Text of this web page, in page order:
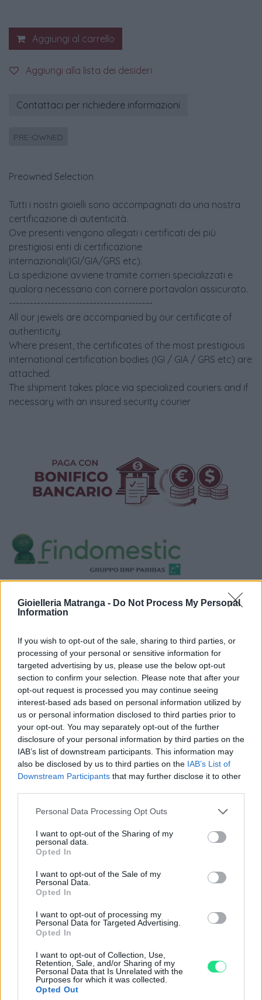
Gioielleria Matranga - Do Not Process My Personal
Information
If you wish to opt-out of the sale, sharing to third parties, or
processing of your personal or sensitive information for
targeted advertising by us, please use the below opt-out
section to confirm your selection. Please note that after your
opt-out request is processed you may continue seeing
interest-based ads based on personal information utilized by
us or personal information disclosed to third parties prior to
your opt-out. You may separately opt-out of the further
disclosure of your personal information by third parties on the
IAB’s list of downstream participants. This information may
also be disclosed by us to third parties on the IAB’s List of
Downstream Participants that may further disclose it to other
Please note that this website/app uses one or more Google
not limited to your visit or usage behaviour. You may click to
grant or deny consent to Google and its third-party tags to
use your data for below specified purposes in below Google
consent section.
Personal Data Processing Opt Outs
I want to opt-out of the Sharing of my
personal data.
Opted In
I want to opt-out of the Sale of my
Personal Data.
Opted In
I want to opt-out of processing my
Personal Data for Targeted Advertising.
Opted In
I want to opt-out of Collection, Use,
Retention, Sale, and/or Sharing of my
Personal Data that Is Unrelated with the
Purposes for which it was collected.
Opted Out
Aggiungi al carrello
Aggiungi alla lista dei desideri
Contattaci per richiedere informazioni
PRE-OWNED
Preowned Selection
Tutti i nostri gioielli sono accompagnati da una nostra
certificazione di autenticità.
Ove presenti vengono allegati i certificati dei più
prestigiosi enti di certificazione
internazionali(IGI/GIA/GRS etc).
La spedizione avviene tramite corrieri specializzati e
qualora necessario con corriere portavalori assicurato.
-----------------------------------------
All our jewels are accompanied by our certificate of
authenticity.
Where present, the certificates of the most prestigious
international certification bodies (IGI / GIA / GRS etc) are
attached.
The shipment takes place via specialized couriers and if
necessary with an insured security courier
Politiche dei prezzi online
iRef:93
Google
4.8
Basato su 408 reviews
Powered byLocalImpact
Reso facile e gratuitoentro 28 giorni.
Spedizione gratuitaper ordini superiori a 150 euro.
Per maggiori dettagli consultate la nostra
Contattaci per richiedere maggiori
informazioni o prenotare una